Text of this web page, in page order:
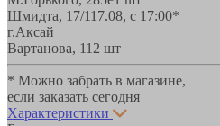
Шмидта, 17/117.08, с 17:00*
г.Аксай
Вартанова, 11 2 шт
* Можно забрать в магазине,
если заказать сегодня
Характеристики